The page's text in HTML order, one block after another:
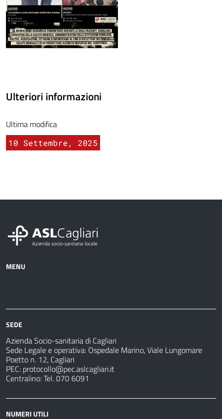
Ulteriori informazioni
Ultima modifica
10 Settembre, 2025
MENU
sanitarie
fare
SEDE
Azienda Socio-sanitaria di Cagliari
Sede Legale e operativa: Ospedale Marino, Viale Lungomare
Poetto n. 12, Cagliari
PEC: protocollo@pec.aslcagliari.it
Centralino: Tel. 070 6091
NUMERI UTILI